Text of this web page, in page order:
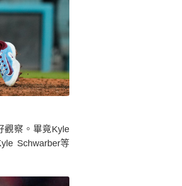
觀察。畢竟Kyle
Schwarber等